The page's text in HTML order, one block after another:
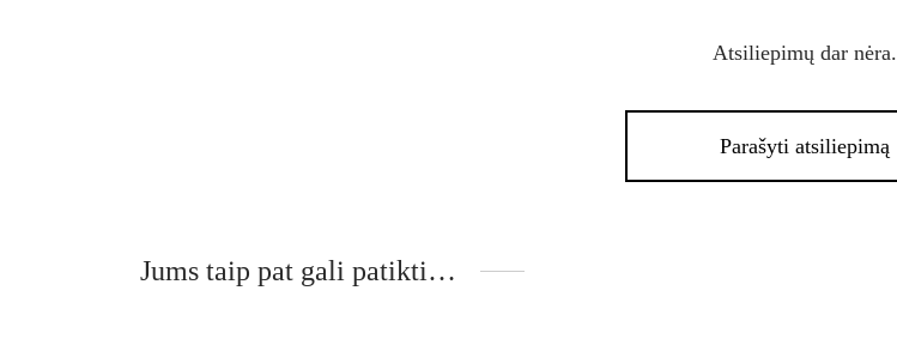
Atsiliepimų dar nėra.
Parašyti atsiliepimą
Jums taip pat gali patikti…